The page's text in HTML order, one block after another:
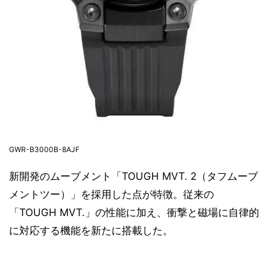
GWR-B3000B-8AJF
新開発のムーブメント「TOUGH MVT. 2（タフムーブ
メントツー）」を採用した点が特徴。従来の
「TOUGH MVT.」の性能に加え、衝撃と磁場に自律的
に対応する機能を新たに搭載した。